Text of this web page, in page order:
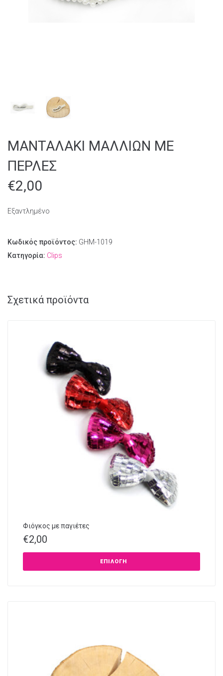
ΜΑΝΤΑΛΑΚΙ ΜΑΛΛΙΩΝ ΜΕ
ΠΕΡΛΕΣ
€2,00
Εξαντλημένο
Κωδικός προϊόντος: GHM-1019
Κατηγορία: Clips
Σχετικά προϊόντα
Φιόγκος με παγιέτες
€2,00
ΕΠΙΛΟΓΉ